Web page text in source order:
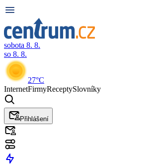
sobota 8. 8.
so 8. 8.
27°C
InternetFirmyReceptySlovníky
Přihlášení